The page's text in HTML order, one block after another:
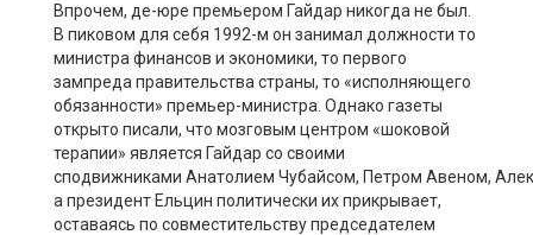
Впрочем, де-юре премьером Гайдар никогда не был.
В пиковом для себя 1992-м он занимал должности то
министра финансов и экономики, то первого
зампреда правительства страны, то «исполняющего
обязанности» премьер-министра. Однако газеты
открыто писали, что мозговым центром «шоковой
терапии» является Гайдар со своими
сподвижниками Анатолием Чубайсом, Петром Авеном,
а президент Ельцин политически их прикрывает,
оставаясь по совместительству председателем